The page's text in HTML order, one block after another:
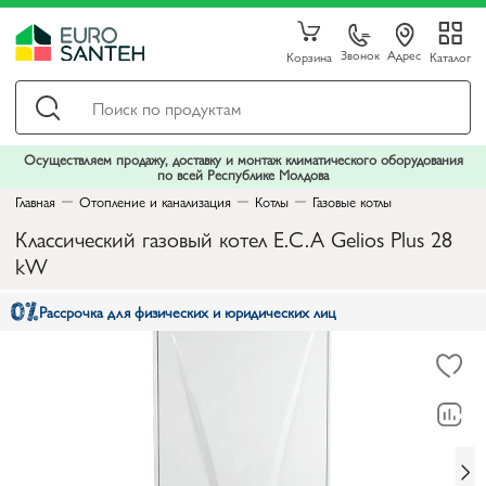
Корзина Звонок Адрес Каталог
Осуществляем продажу, доставку и монтаж климатического оборудования
по всей Республике Молдова
Главная
Отопление и канализация Котлы Газовые котлы
Классический газовый котел E.C.A Gelios Plus 28
kW
Рассрочка для физических и юридических лиц